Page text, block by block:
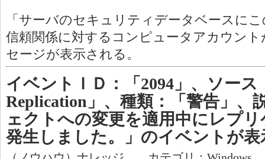
「サーバのセキュリティデータベースに
信頼関係に対するコンピュータアカウン
セージが表示される。
イベントＩＤ：「2094」、ソース
Replication」、種類：「警告」、
ェクトへの変更を適用中にレプ
発生しました。」のイベントが